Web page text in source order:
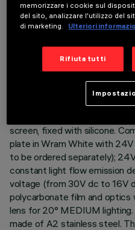
DESCRIZIONE
lamps. Ceiling- and wall-
supports for installation (to
silicone gaskets. Coated with
level of weather and UV ray
screen, fixed with silicone.
plate in Wram White with
to be ordered separately);
constant light flow emission
voltage (from 30V dc to 16V
polycarbonate film and
lens for 20° MEDIUM
made of A2 stainless steel.
memorizzare i cookie sul
del sito, analizzare l'utilizzo del
di marketing.
Ulteriori
Rifiuta tutti